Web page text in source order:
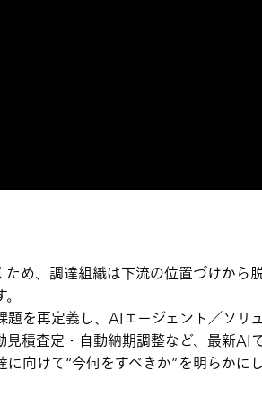
め、調達組織は下流の位置づけから
を再定義し、AIエージェント／ソリ
積査定・自動納期調整など、最新AI
向けて“今何をすべきか”を明らかにし